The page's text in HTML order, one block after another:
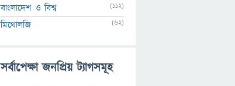
বাংলাদেশ ও বিশ্ব (112)
মিথোলজি (62)
সর্বাপেক্ষা জনপ্রিয় ট্যাগসমূহ